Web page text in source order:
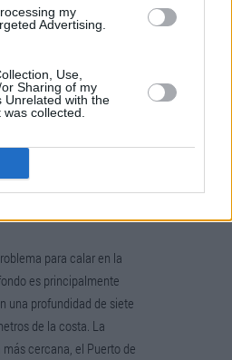
my
Advertising.
Use,
Sharing of my
Unrelated with the
collected.
de poco más de una
la playa, donde empieza
está ubicado en la
d’Egos» muy cerca
la calle, donde podrá ver
para calar en la
es principalmente
una profundidad de siete
de la costa. La
cercana, el Puerto de